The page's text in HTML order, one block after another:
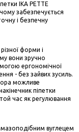
IKA PETTE
забезпечується
і безпечну
форми і
вони зручно
ергономічної
- без зайвих зусиль.
можливе
піпетки
час як регулювання
вуглецем